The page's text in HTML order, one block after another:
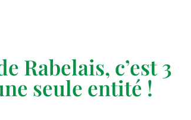
Rabelais, c’est 3
seule entité !